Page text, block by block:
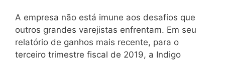
A empresa não está imune aos desafios que
outros grandes varejistas enfrentam. Em seu
relatório de ganhos mais recente, para o
terceiro trimestre fiscal de 2019, a Indigo